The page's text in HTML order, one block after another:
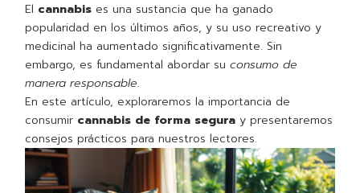
El cannabis es una sustancia que ha ganado
popularidad en los últimos años, y su uso recreativo y
medicinal ha aumentado significativamente. Sin
embargo, es fundamental abordar suconsumo de
manera responsable.
En este artículo, exploraremos la importancia de
consumir cannabis de forma segura y presentaremos
consejos prácticos para nuestros lectores.